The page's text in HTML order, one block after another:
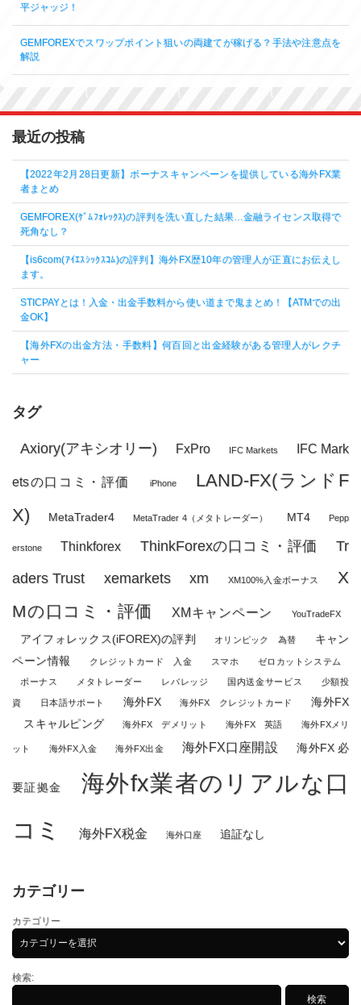
平ジャッジ！
GEMFOREXでスワップポイント狙いの両建てが稼げる？手法や注意点を
解説
最近の投稿
【2022年2月28日更新】ボーナスキャンペーンを提供している海外FX業
者まとめ
GEMFOREX(ｹﾞﾑﾌｫﾚｯｸｽ)の評判を洗い直した結果…金融ライセンス取得で
死角なし？
【is6com(ｱｲｴｽｼｯｸｽｺﾑ)の評判】海外FX歴10年の管理人が正直にお伝えし
ます。
STICPAYとは！入金・出金手数料から使い道まで鬼まとめ！【ATMでの出
金OK】
【海外FXの出金方法・手数料】何百回と出金経験がある管理人がレクチ
ャー
タグ
Axiory(アキシオリー) FxPro IFC Markets IFC Mark
etsの口コミ・評価 iPhone
LAND-FX(ランドF
X)
MetaTrader4 MetaTrader 4（メタトレーダー） MT4 Pepp
erstone Thinkforex ThinkForexの口コミ・評価
Tr
aders Trust
xemarkets xm XM100%入金ボーナス
X
Mの口コミ・評価
XMキャンペーン YouTradeFX
アイフォレックス(iFOREX)の評判 オリンピック 為替
キャン
ペーン情報
クレジットカード 入金 スマホ ゼロカットシステム
ボーナス メタトレーダー レバレッジ 国内送金サービス 少額投
資 日本語サポート 海外FX 海外FX クレジットカード
海外FX
スキャルピング
海外FX デメリット 海外FX 英語 海外FXメリ
ット 海外FX入金 海外FX出金 海外FX口座開設 海外FX 必
要証拠金
海外fx業者のリアルな口
コミ
海外FX税金 海外口座 追証なし
カテゴリー
カテゴリー
検索: